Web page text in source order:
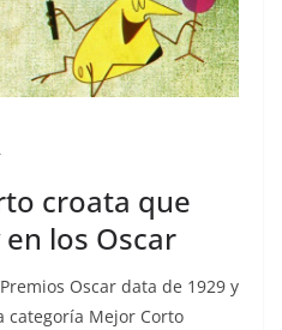
croata que
los Oscar
Oscar data de 1929 y
categoría Mejor Corto